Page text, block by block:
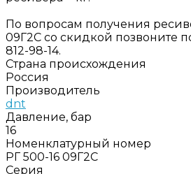
По вопросам получения
09Г2С со скидкой позвоните
812-98-14.
Страна происхождения
Россия
Производитель
dnt
Давление, бар
16
Номенклатурный номер
РГ 500-16 09Г2С
Серия